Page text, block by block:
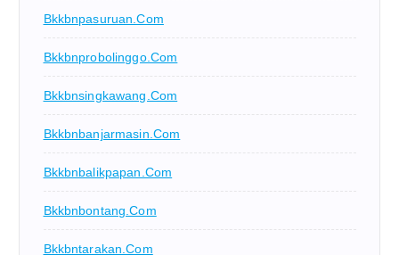
Bkkbnpasuruan.com
Bkkbnprobolinggo.com
Bkkbnsingkawang.com
Bkkbnbanjarmasin.com
Bkkbnbalikpapan.com
Bkkbnbontang.com
Bkkbntarakan.com